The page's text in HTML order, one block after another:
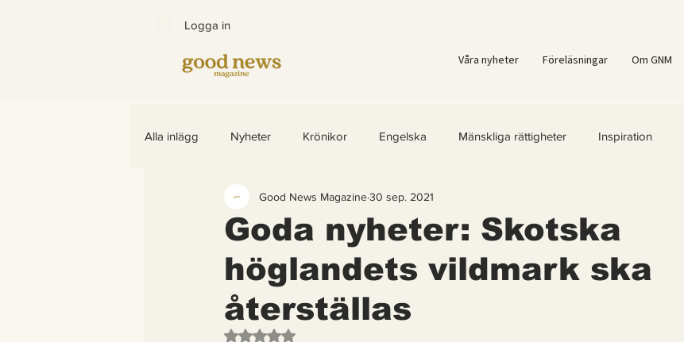
Logga in
Våra nyheter Föreläsningar Om GNM
Alla inlägg Nyheter Krönikor Engelska Mänskliga rättigheter Inspiration
Bättre värld Djurens rättigheter Kvinnors rättigheter
Barns rättigheter fredligare värld Kände du till.... Erbjudanden Videoklipp
Arter som återhämtar sig
Goda nyheter: Skotska
höglandets vildmark ska
återställas
Good News Magazine30 sep. 2021
Betygsatt till NaN av 5 stjärnor.